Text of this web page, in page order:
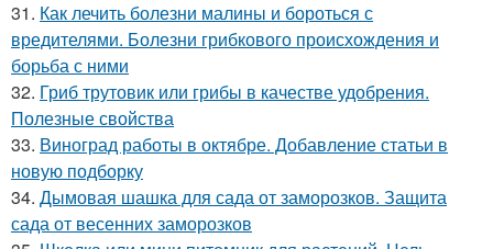
31. Как лечить болезни малины и бороться с
вредителями. Болезни грибкового происхождения и
борьба с ними
32. Гриб трутовик или грибы в качестве удобрения.
Полезные свойства
33. Виноград работы в октябре. Добавление статьи в
новую подборку
34. Дымовая шашка для сада от заморозков. Защита
сада от весенних заморозков